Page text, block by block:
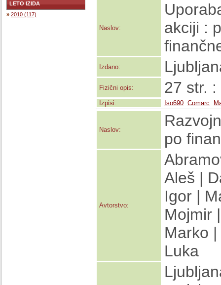
LETO IZIDA
» 2010 (117)
Naslov:
akciji :
Izdano:
Fizični opis: 27 str.
Izpisi: Iso690 Comarc
Naslov:
po
Avtorstvo:
Aleš |
Igor |
Mojmir
Marko
Luka